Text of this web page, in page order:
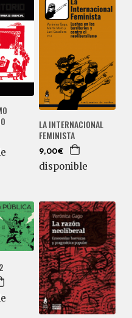
LA INTERNACIONAL
FEMINISTA
9,00€
disponible